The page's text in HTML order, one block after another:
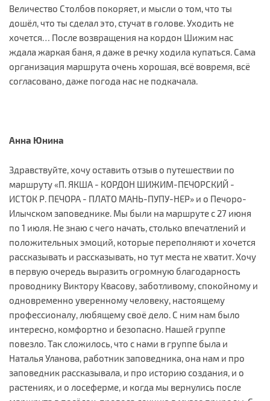
Величество Столбов покоряет, и мысли о том, что ты
дошёл, что ты сделал это, стучат в голове. Уходить не
хочется… После возвращения на кордон Шижим нас
ждала жаркая баня, я даже в речку ходила купаться. Сама
организация маршрута очень хорошая, всё вовремя, всё
согласовано, даже погода нас не подкачала.
Анна Юнина
Здравствуйте, хочу оставить отзыв о путешествии по
маршруту «П. ЯКША - КОРДОН ШИЖИМ-ПЕЧОРСКИЙ -
ИСТОК Р. ПЕЧОРА - ПЛАТО МАНЬ-ПУПУ-НЕР» и о Печоро-
Илычском заповеднике. Мы были на маршруте с 27 июня
по 1 июля. Не знаю с чего начать, столько впечатлений и
положительных эмоций, которые переполняют и хочется
рассказывать и рассказывать, но тут места не хватит. Хочу
в первую очередь выразить огромную благодарность
проводнику Виктору Квасову, заботливому, спокойному и
одновременно уверенному человеку, настоящему
профессионалу, любящему своё дело. С ним нам было
интересно, комфортно и безопасно. Нашей группе
повезло. Так сложилось, что с нами в группе была и
Наталья Уланова, работник заповедника, она нам и про
заповедник рассказывала, и про историю создания, и о
растениях, и о лосеферме, и когда мы вернулись после